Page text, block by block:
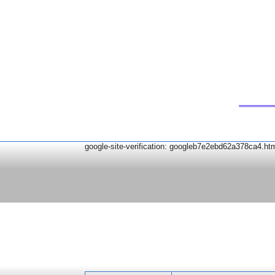
google-site-verification: